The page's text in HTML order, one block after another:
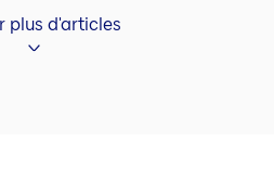
plus d'articles